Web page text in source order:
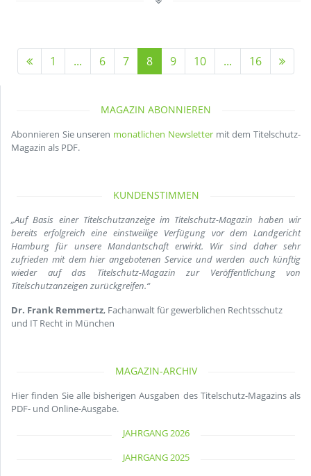
1 ... 6 7 8 9 10 ... 16
MAGAZIN ABONNIEREN
Abonnieren Sie unseren monatlichen Newslettermit dem Titelschutz-
Magazin als PDF.
KUNDENSTIMMEN
„Auf Basis einer Titelschutzanzeige im Titelschutz-Magazin haben wir
bereits erfolgreich eine einstweilige Verfügung vor dem Landgericht
Hamburg für unsere Mandantschaft erwirkt. Wir sind daher sehr
zufrieden mit dem hier angebotenen Service und werden auch künftig
wieder auf das Titelschutz-Magazin zur Veröffentlichung von
Titelschutzanzeigen zurückgreifen.“
Dr. Frank Remmertz, Fachanwalt für gewerblichen Rechtsschutz
und IT Recht in München
MAGAZIN-ARCHIV
Hier finden Sie alle bisherigen Ausgaben des Titelschutz-Magazins als
PDF- und Online-Ausgabe.
JAHRGANG 2026
JAHRGANG 2025